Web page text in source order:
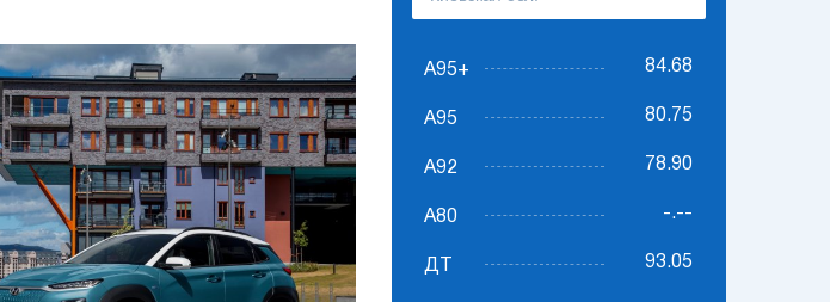
А95+ 84.68
А95 80.75
А92 78.90
А80 -.--
ДТ 93.05